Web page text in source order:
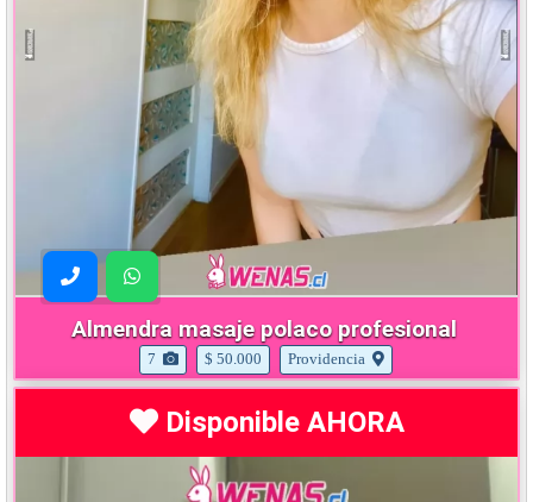
Almendra masaje polaco profesional
7 $ 50.000 Providencia
Disponible AHORA